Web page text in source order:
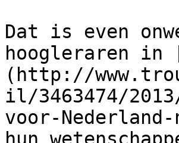
Dat is even
hoogleraren
(http://
il/3463474/
voor-